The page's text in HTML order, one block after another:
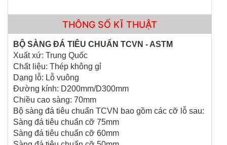
MÁY SIÊU ÂM CỌC KHOAN NHỒI RSM-SY6(C)
THÔNG SỐ KĨ THUẬT
BỘ SÀNG ĐÁ TIÊU CHUẨN TCVN - ASTM
Xuất xứ: Trung Quốc
Chất liệu: Thép không gỉ
Dạng lỗ: Lỗ vuông
Đường kính: D200mm/D300mm
Chiều cao sàng: 70mm
Bộ sàng đá tiêu chuẩn TCVN bao gồm các cỡ lỗ sau:
Sàng đá tiêu chuẩn cỡ 75mm
Sàng đá tiêu chuẩn cỡ 60mm